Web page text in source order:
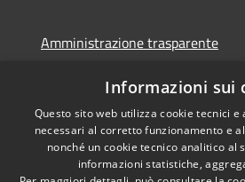
Amministrazione trasparente
Dichiarazione di accessibilità
Informazioni sui
Questo sito web utilizza cookie tecnici
necessari al corretto funzionamento e
nonché un cookie tecnico analitico al
informazioni statistiche,